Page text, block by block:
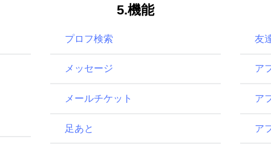
5.機能
プロフ検索
メッセージ
メールチケット
足あと
友
ア
ア
ア